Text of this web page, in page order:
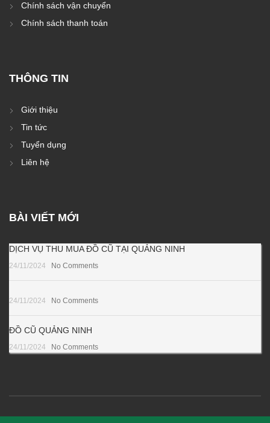
Chính sách vận chuyển
Chính sách thanh toán
THÔNG TIN
Giới thiệu
Tin tức
Tuyển dụng
Liên hệ
BÀI VIẾT MỚI
DỊCH VỤ THU MUA ĐỒ CŨ TẠI QUẢNG NINH
24/11/2024 No Comments
24/11/2024 No Comments
ĐỒ CŨ QUẢNG NINH
24/11/2024 No Comments